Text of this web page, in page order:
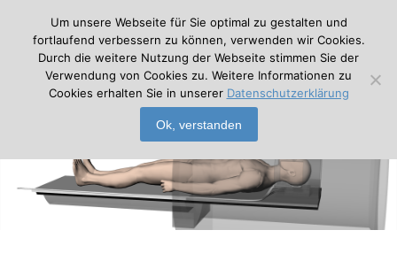
Um unsere Webseite für Sie optimal zu gestalten und
fortlaufend verbessern zu können, verwenden wir Cookies.
Durch die weitere Nutzung der Webseite stimmen Sie der
Verwendung von Cookies zu. Weitere Informationen zu
Cookies erhalten Sie in unserer Datenschutzerklärung
Ok, verstanden